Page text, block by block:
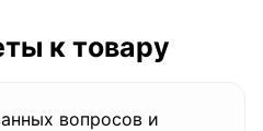
к товару
вопросов и